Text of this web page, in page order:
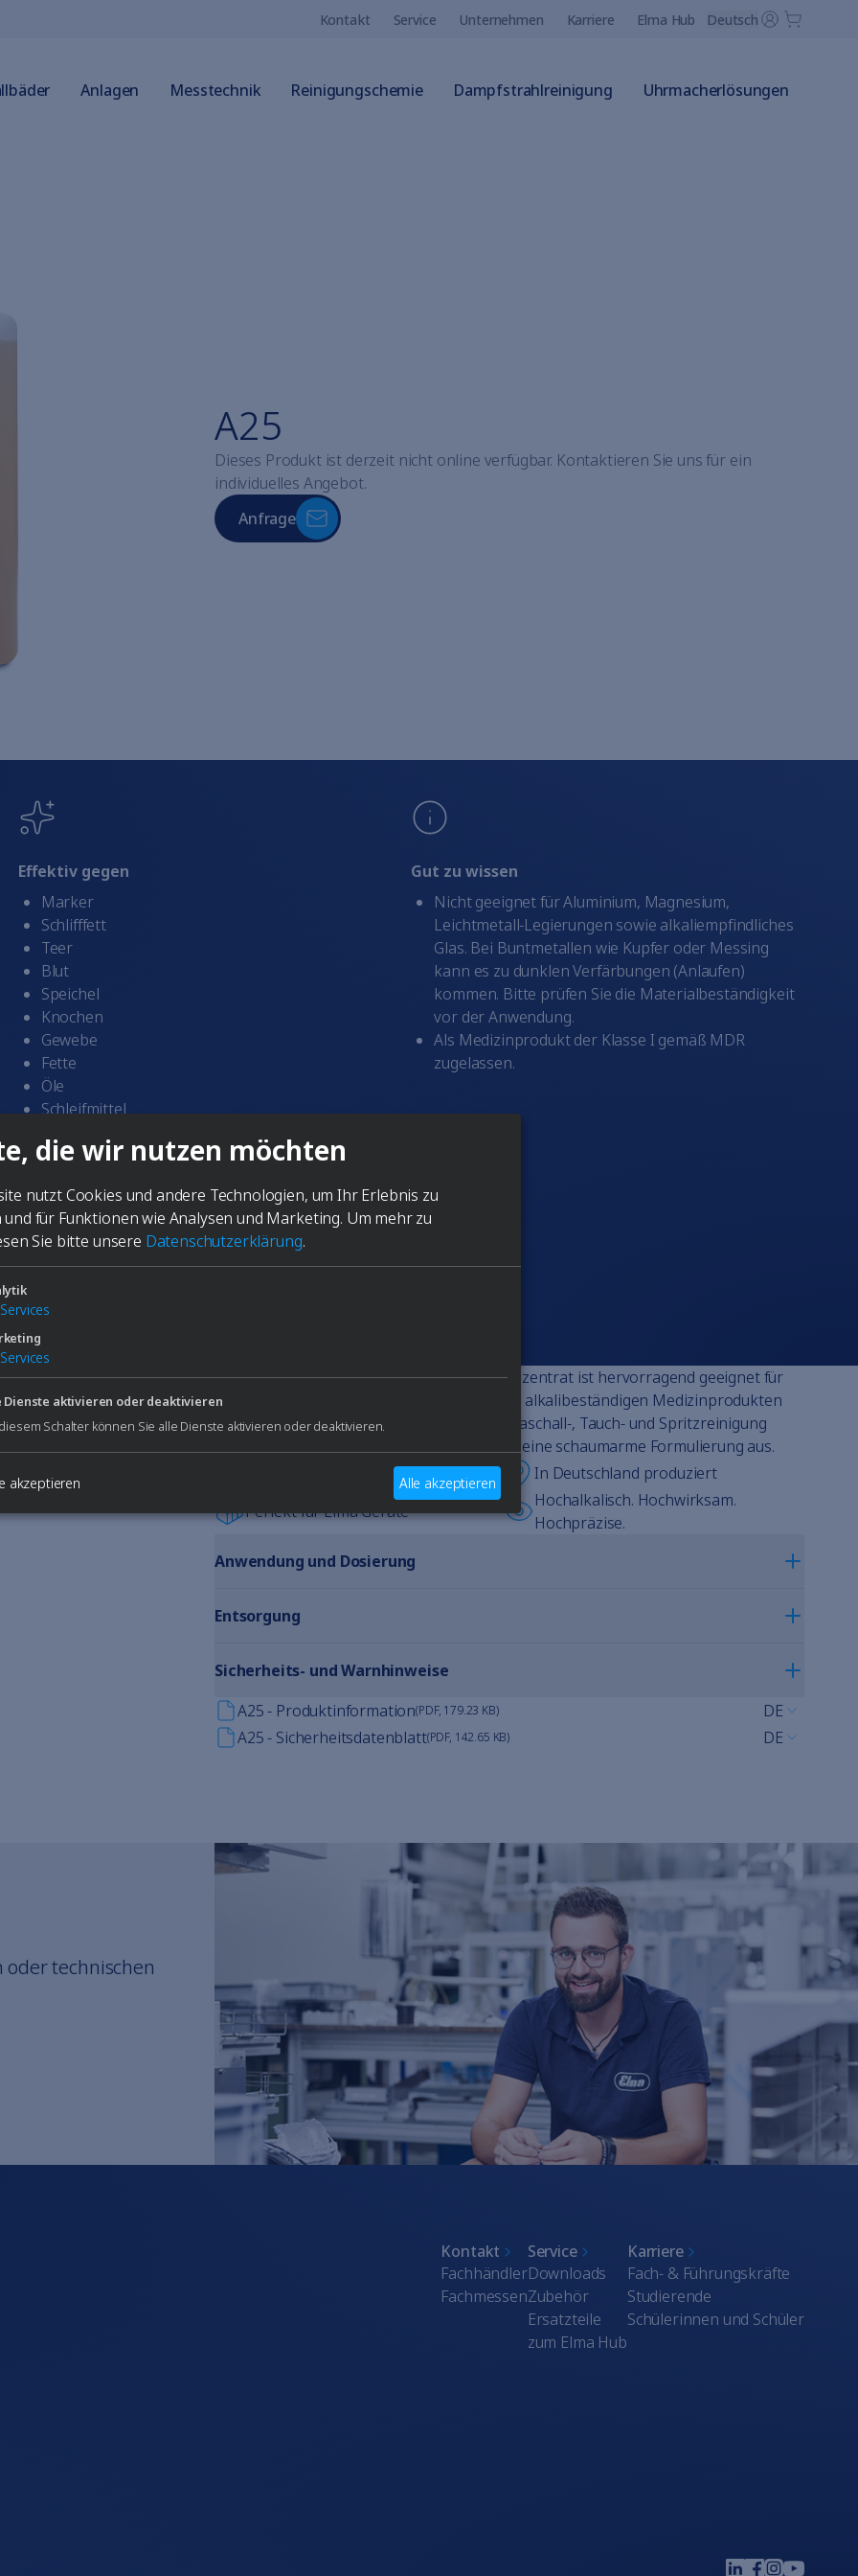
Kontakt Service Unternehmen Karriere Elma Hub Deutsch
Anlagen Messtechnik Reinigungschemie Dampfstrahlreinigung Uhrmacherlösungen
A25
Dieses Produkt ist derzeit nicht online verfügbar. Kontaktieren Sie uns für ein
individuelles Angebot.
Anfrage
Effektiv gegen
Marker
Schlifffett
Teer
Blut
Speichel
Knochen
Gewebe
Fette
Öle
Schleifmittel
Fingerabdrücke
Etiketten
Kalkseifen
Redeposition
Proteine
Verzunderungen
Gut zu wissen
Nicht geeignet für Aluminium, Magnesium,
Leichtmetall-Legierungen sowie alkaliempfindliches
Glas. Bei Buntmetallen wie Kupfer oder Messing
kann es zu dunklen Verfärbungen (Anlaufen)
kommen. Bitte prüfen Sie die Materialbeständigkeit
vor der Anwendung.
Als Medizinprodukt der Klasse I gemäß MDR
zugelassen.
Das stark alkalische, flüssige Reinigungskonzentrat ist hervorragend geeignet für
die gründliche und sichere Aufbereitung von alkalibeständigen Medizinprodukten
und Laborinstrumenten. Es kann in der Ultraschall-, Tauch- und Spritzreinigung
eingesetzt werden und zeichnet sich durch seine schaumarme Formulierung aus.
Für Medizinprodukte geeignet
In Deutschland produziert
Perfekt für Elma Geräte
Hochalkalisch. Hochwirksam.
Hochpräzise.
Anwendung und Dosierung
Entsorgung
Sicherheits- und Warnhinweise
A25 - Produktinformation(PDF, 179.23 KB)
DE
A25 - Sicherheitsdatenblatt(PDF, 142.65 KB) DE
technischen
Kontakt
Fachhändler
Fachmessen
Service
Downloads
Zubehör
Ersatzteile
zum Elma Hub
Karriere
Fach- & Führungskräfte
Studierende
Schülerinnen und Schüler
die wir nutzen möchten
nutzt Cookies und andere Technologien, um Ihr Erlebnis zu
für Funktionen wie Analysen und Marketing. Um mehr zu
Sie bitte unsere Datenschutzerklärung.
Services
Services
Dienste aktivieren oder deaktivieren
Schalter können Sie alle Dienste aktivieren oder deaktivieren.
akzeptieren Alle akzeptieren